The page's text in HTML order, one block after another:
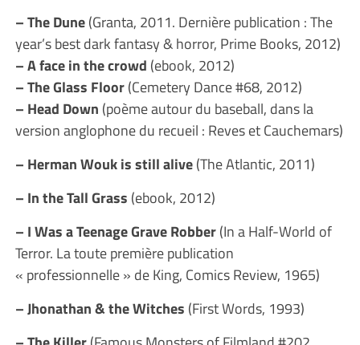
– The Dune(Granta, 2011. Dernière publication : The
year’s best dark fantasy & horror, Prime Books, 2012)
– A face in the crowd (ebook, 2012)
– The Glass Floor(Cemetery Dance #68, 2012)
– Head Down (poème autour du baseball, dans la
version anglophone du recueil : Reves et Cauchemars)
– Herman Wouk is still alive(The Atlantic, 2011)
– In the Tall Grass (ebook, 2012)
– I Was a Teenage Grave Robber(In a Half-World of
Terror. La toute première publication
« professionnelle » de King, Comics Review, 1965)
– Jhonathan & the Witches (First Words, 1993)